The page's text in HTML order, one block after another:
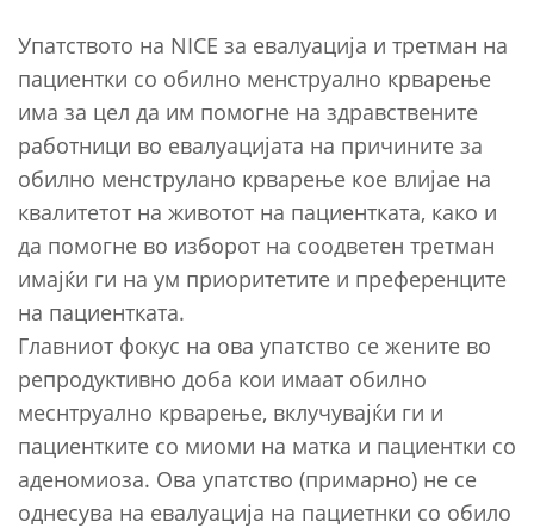
Упатството на NICE за евалуација и третман на
пациентки со обилно менструално крварење
има за цел да им помогне на здравствените
работници во евалуацијата на причините за
обилно менструлано крварење кое влијае на
квалитетот на животот на пациентката, како и
да помогне во изборот на соодветен третман
имајќи ги на ум приоритетите и преференците
на пациентката.
Главниот фокус на ова упатство се жените во
репродуктивно доба кои имаат обилно
меснтруално крварење, вклучувајќи ги и
пациентките со миоми на матка и пациентки со
аденомиоза. Ова упатство (примарно) не се
однесува на евалуација на пациетнки со обило